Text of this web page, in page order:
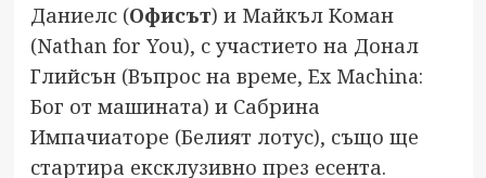
Даниелс (Офисът) и Майкъл Коман
(Nathan for You), с участието на Донал
Глийсън (Въпрос на време, Ex Machina:
Бог от машината) и Сабрина
Импачиаторе (Белият лотус), също ще
стартира ексклузивно през есента.